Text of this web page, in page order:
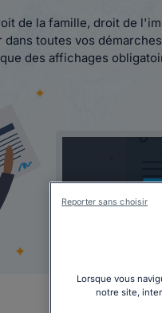
de la famille, droit de
toutes vos
des affichages
Lorsque vous
notre site,
Reporter sans choisir